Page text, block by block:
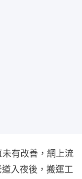
有改善，網上流
入夜後，搬運工